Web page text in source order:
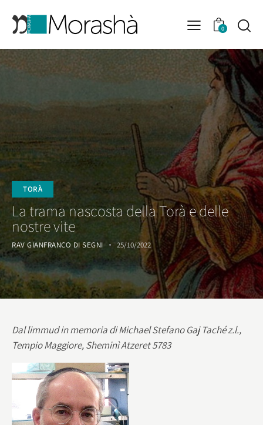
0
TORÀ
La trama nascosta della Torà e delle
nostre vite
RAV GIANFRANCO DI SEGNI 25/10/2022
Dal limmud in memoria di Michael Stefano Gaj Taché z.l.,
Tempio Maggiore, Sheminì Atzeret 5783